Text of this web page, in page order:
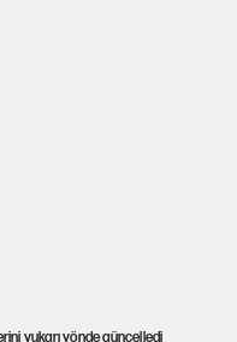
yukarı yönde güncelledi